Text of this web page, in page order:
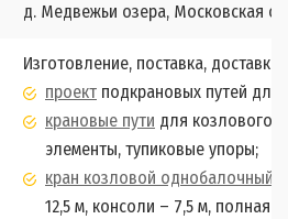
д. Медвежьи озера, Московская
Изготовление, поставка,
проект подкрановых путей для
крановые пути для козлового
элементы, тупиковые упоры;
кран козловой однобалочный
12,5 м, консоли – 7,5 м, полная